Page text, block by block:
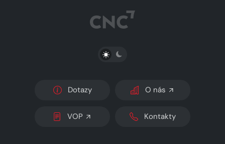
PŘEPNOUT SVĚTLÝ/TMAVÝ REŽIM
Dotazy O nás
VOP Kontakty